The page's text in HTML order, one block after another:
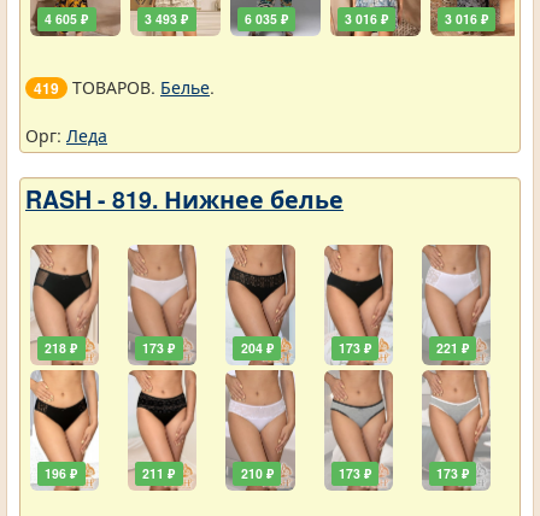
4 605 ₽ 3 493 ₽ 6 035 ₽ 3 016 ₽ 3 016 ₽
419 ТОВАРОВ. Белье.
Орг: Леда
RASH - 819. Нижнее белье
218 ₽
196 ₽
173 ₽
211 ₽
204 ₽
210 ₽
173 ₽
173 ₽
221 ₽
173 ₽